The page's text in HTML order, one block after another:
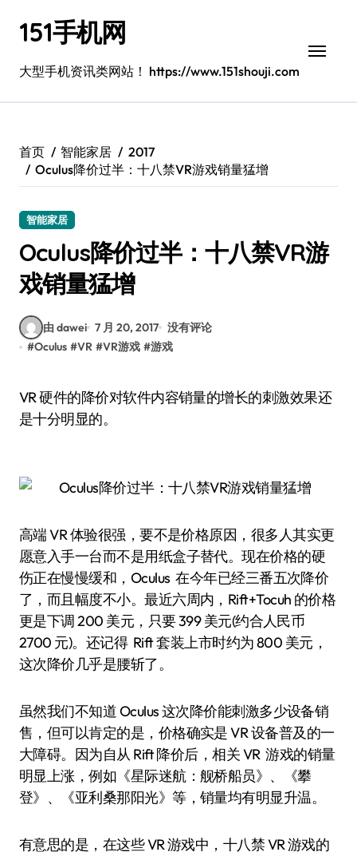
151手机网
大型手机资讯类网站！ https://www.151shouji.com
首页 智能家居
2017
Oculus降价过半：十八禁VR游戏销量猛增
智能家居
Oculus降价过半：十八禁VR游
戏销量猛增
由 dawei 7 月 20, 2017 没有评论
#Oculus #VR #VR游戏 #游戏
VR 硬件的降价对软件内容销量的增长的刺激效果还
是十分明显的。
高端 VR 体验很强，要不是价格原因，很多人其实更
愿意入手一台而不是用纸盒子替代。现在价格的硬
伤正在慢慢缓和，Oculus 在今年已经三番五次降价
了，而且幅度不小。最近六周内，Rift+Tocuh 的价格
更是下调 200 美元，只要 399 美元(约合人民币
2700 元)。还记得 Rift 套装上市时约为 800 美元，
这次降价几乎是腰斩了。
虽然我们不知道 Oculus 这次降价能刺激多少设备销
售，但可以肯定的是，价格确实是 VR 设备普及的一
大障碍。因为自从 Rift 降价后，相关 VR 游戏的销量
明显上涨，例如《星际迷航：舰桥船员》、《攀
登》、《亚利桑那阳光》等，销量均有明显升温。
有意思的是，在这些 VR 游戏中，十八禁 VR 游戏的